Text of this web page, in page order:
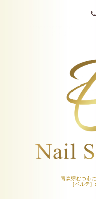
青森県むつ市
［ベルテ